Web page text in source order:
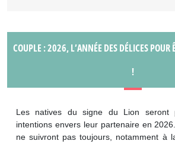
COUPLE : 2026, L’ANNÉE DES DÉLICES POUR
!
Les natives du signe du Lion seront
intentions envers leur partenaire en
ne suivront pas toujours, notamment à